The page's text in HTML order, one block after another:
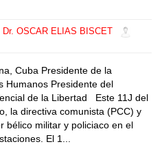
Dr. OSCAR ELIAS BISCET
Cuba Presidente de la
Humanos Presidente del
de la Libertad Este 11J del
la directiva comunista (PCC) y
bélico militar y policiaco en el
El 1...